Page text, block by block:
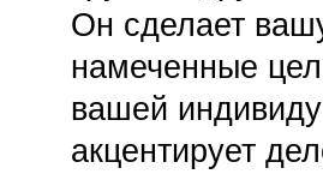
Он сделает
намеченные
вашей
акцентирует